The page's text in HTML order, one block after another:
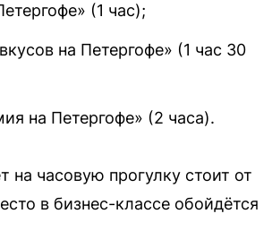
(1 час);
на Петергофе» (1 час 30
на Петергофе» (2 часа).
на часовую прогулку стоит от
в бизнес-классе обойдётся